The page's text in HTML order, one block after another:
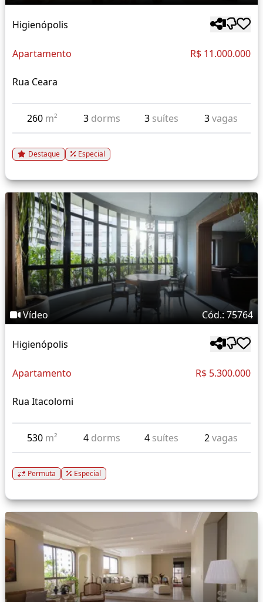
Higienópolis
Apartamento R$ 11.000.000
Rua Ceara
260 m² 3 dorms 3 suítes 3vagas
Destaque Especial
Vídeo Cód.: 75764
Higienópolis
Apartamento R$ 5.300.000
Rua Itacolomi
530 m² 4 dorms 4 suítes 2vagas
Permuta Especial